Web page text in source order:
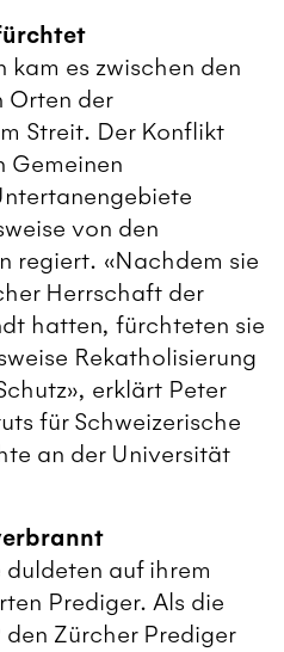
es zwischen den
Orten der
Streit. Der Konflikt
Gemeinen
von den
regiert. «Nachdem sie
Herrschaft der
hatten, fürchteten sie
Rekatholisierung
erklärt Peter
für Schweizerische
an der Universität
auf ihrem
Prediger. Als die
den Zürcher Prediger